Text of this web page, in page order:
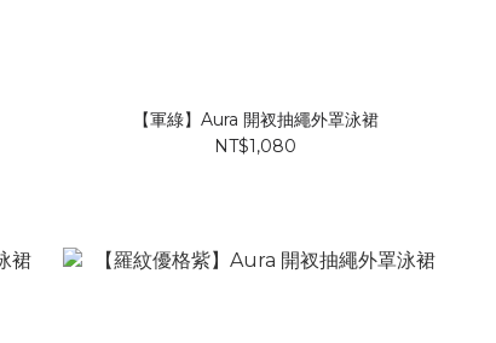
【軍綠】Aura 開衩抽繩外罩泳裙
NT$1,080